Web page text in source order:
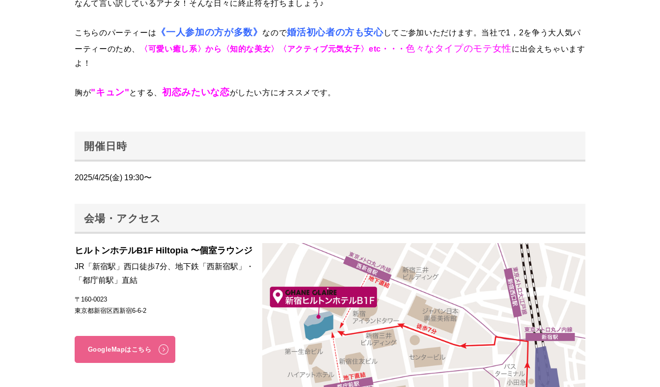
なんて言い訳しているアナタ！そんな日々に終止符を打ちましょう♪
こちらのパーティーは 《一人参加の方が多数》 なので婚活初心者の方も安心してご参加いただけます。当社で1，2を争う大人気パ
ーティーのため、
〈可愛い癒し系〉から〈知的な美女〉〈アクティブ元気女子〉etc・・・ 色々なタイプのモテ女性に出会えちゃいます
よ！
胸が"キュン"とする、初恋みたいな恋がしたい方にオススメです。
開催日時
2025/4/25(金) 19:30〜
会場・アクセス
ヒルトンホテルB1F Hiltopia 〜個室ラウンジ
JR「新宿駅」西口徒歩7分、地下鉄「西新宿駅」・
「都庁前駅」直結
〒160-0023
東京都新宿区西新宿6-6-2
GoogleMapはこちら